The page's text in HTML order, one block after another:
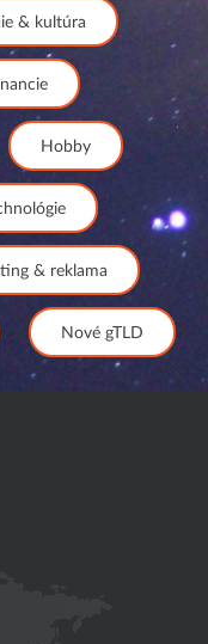
& kultúra
Hobby
& reklama
Nové gTLD